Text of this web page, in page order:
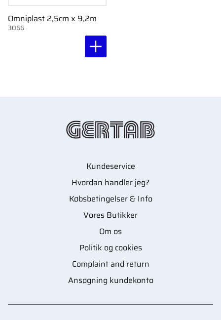
Omniplast 2,5cm x 9,2m
3066
Kundeservice
Hvordan handler jeg?
Købsbetingelser & Info
Vores Butikker
Om os
Politik og cookies
Complaint and return
Ansøgning kundekonto